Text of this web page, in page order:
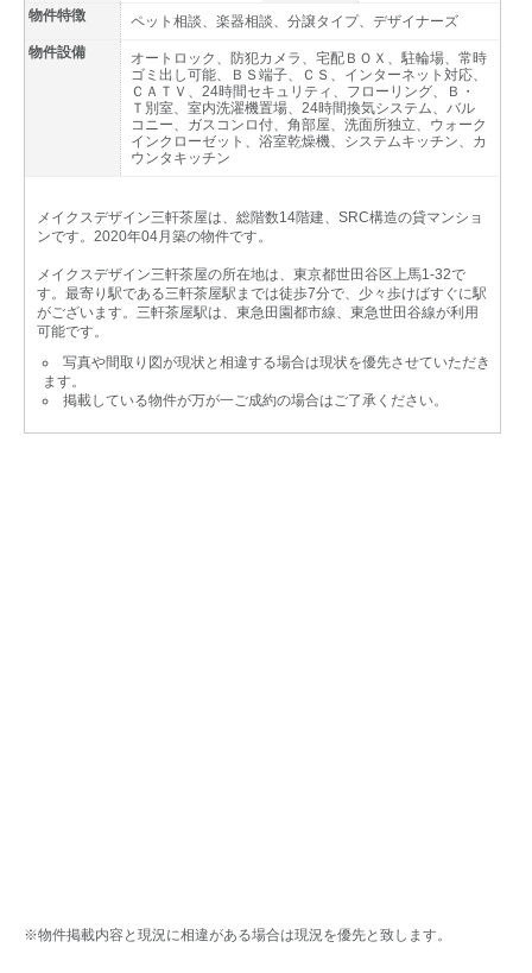
物件特徴
ペット相談、楽器相談、分譲タイプ、デザイナーズ
物件設備
オートロック、防犯カメラ、宅配ＢＯＸ、駐輪場、常時
ゴミ出し可能、ＢＳ端子、ＣＳ、インターネット対応、
ＣＡＴＶ、24時間セキュリティ、フローリング、Ｂ・
Ｔ別室、室内洗濯機置場、24時間換気システム、バル
コニー、ガスコンロ付、角部屋、洗面所独立、ウォーク
インクローゼット、浴室乾燥機、システムキッチン、カ
ウンタキッチン
メイクスデザイン三軒茶屋は、総階数14階建、SRC構造の貸マンショ
ンです。2020年04月築の物件です。
メイクスデザイン三軒茶屋の所在地は、東京都世田谷区上馬1-32で
す。最寄り駅である三軒茶屋駅までは徒歩7分で、少々歩けばすぐに駅
がございます。三軒茶屋駅は、東急田園都市線、東急世田谷線が利用
可能です。
写真や間取り図が現状と相違する場合は現状を優先させていただき
ます。
掲載している物件が万が一ご成約の場合はご了承ください。
※物件掲載内容と現況に相違がある場合は現況を優先と致します。